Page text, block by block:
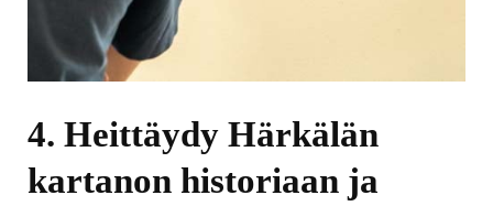
4. Heittäydy Härkälän
kartanon historiaan ja